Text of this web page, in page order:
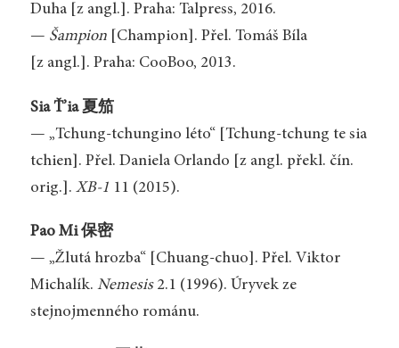
Duha [z angl.]. Praha: Talpress, 2016.
— Šampion[Champion]. Přel. Tomáš Bíla
[z angl.]. Praha: CooBoo, 2013.
Sia Ť’ia 夏笳
— „Tchung-tchungino léto“ [Tchung-tchung te sia
tchien]. Přel. Daniela Orlando [z angl. překl. čín.
orig.]. XB-1 11 (2015).
Pao Mi 保密
— „Žlutá hrozba“ [Chuang-chuo]. Přel. Viktor
Michalík. Nemesis2.1 (1996). Úryvek ze
stejnojmenného románu.